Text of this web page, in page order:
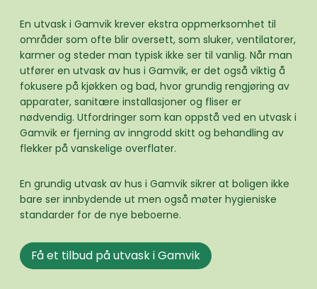
En utvask i Gamvik krever ekstra oppmerksomhet til
områder som ofte blir oversett, som sluker, ventilatorer,
karmer og steder man typisk ikke ser til vanlig. Når man
utfører en utvask av hus i Gamvik, er det også viktig å
fokusere på kjøkken og bad, hvor grundig rengjøring av
apparater, sanitære installasjoner og fliser er
nødvendig. Utfordringer som kan oppstå ved en utvask i
Gamvik er fjerning av inngrodd skitt og behandling av
flekker på vanskelige overflater.
En grundig utvask av hus i Gamvik sikrer at boligen ikke
bare ser innbydende ut men også møter hygieniske
standarder for de nye beboerne.
Få et tilbud på utvask i Gamvik